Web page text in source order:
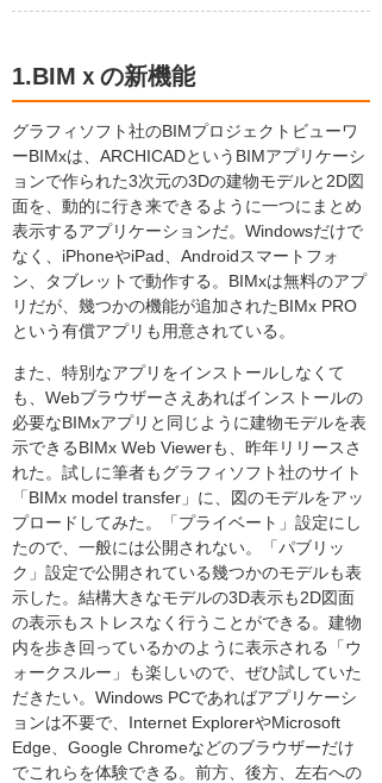
1.BIMｘの新機能
グラフィソフト社のBIMプロジェクトビューワ
ーBIMxは、ARCHICADというBIMアプリケーシ
ョンで作られた3次元の3Dの建物モデルと2D図
面を、動的に行き来できるように一つにまとめ
表示するアプリケーションだ。Windowsだけで
なく、iPhoneやiPad、Androidスマートフォ
ン、タブレットで動作する。BIMxは無料のアプ
リだが、幾つかの機能が追加されたBIMx PRO
という有償アプリも用意されている。
また、特別なアプリをインストールしなくて
も、Webブラウザーさえあればインストールの
必要なBIMxアプリと同じように建物モデルを表
示できるBIMx Web Viewerも、昨年リリースさ
れた。試しに筆者もグラフィソフト社のサイト
「BIMx model transfer」に、図のモデルをアッ
プロードしてみた。「プライベート」設定にし
たので、一般には公開されない。「パブリッ
ク」設定で公開されている幾つかのモデルも表
示した。結構大きなモデルの3D表示も2D図面
の表示もストレスなく行うことができる。建物
内を歩き回っているかのように表示される「ウ
ォークスルー」も楽しいので、ぜひ試していた
だきたい。Windows PCであればアプリケーシ
ョンは不要で、Internet ExplorerやMicrosoft
Edge、Google Chromeなどのブラウザーだけ
でこれらを体験できる。前方、後方、左右への